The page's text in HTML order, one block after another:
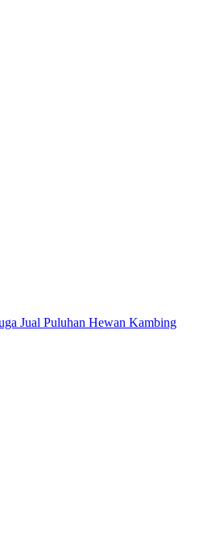
Jual Puluhan Hewan Kambing